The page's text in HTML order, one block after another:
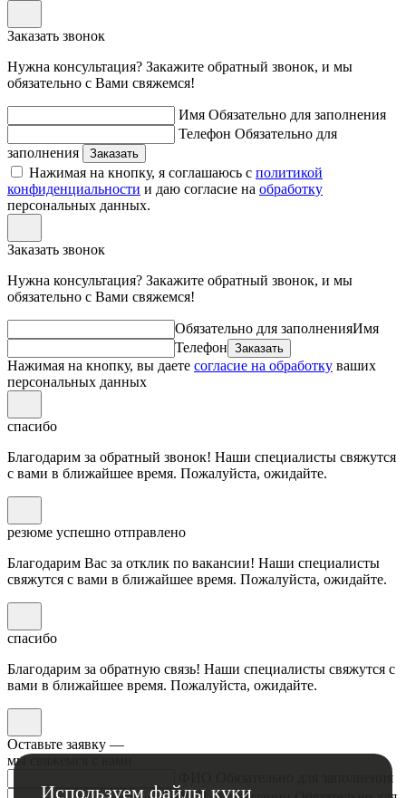
Используем файлы куки
Заказать звонок
Нужна консультация? Закажите обратный звонок, и мы
обязательно с Вами свяжемся!
Имя Обязательно для заполнения
Телефон Обязательно для
заполнения
Нажимая на кнопку, я соглашаюсь с политикой
конфиденциальности и даю согласие на обработку
персональных данных.
Заказать звонок
Нужна консультация? Закажите обратный звонок, и мы
обязательно с Вами свяжемся!
Обязательно для заполненияИмя
Телефон
Нажимая на кнопку, вы даете согласие на обработку ваших
персональных данных
спасибо
Благодарим за обратный звонок! Наши специалисты свяжутся
с вами в ближайшее время. Пожалуйста, ожидайте.
резюме успешно отправлено
Благодарим Вас за отклик по вакансии! Наши специалисты
свяжутся с вами в ближайшее время. Пожалуйста, ожидайте.
спасибо
Благодарим за обратную связь! Наши специалисты свяжутся с
вами в ближайшее время. Пожалуйста, ожидайте.
Оставьте заявку —
мы свяжемся с вами
Обязательно для заполнения